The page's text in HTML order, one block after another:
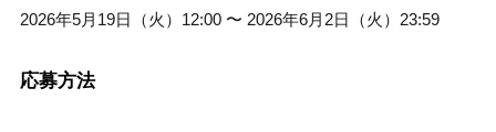
2026年5月19日（火）12:00 〜 2026年6月2日（火）23:59
応募方法